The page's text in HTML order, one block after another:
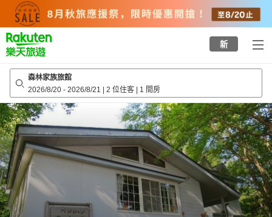
top
page
新
森林家族旅館
2026/8/20 - 2026/8/21 | 2 位住客 | 1 間房